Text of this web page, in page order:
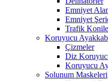
Emniyet
Emniyet
Trafik
Koruyucu
Çizmeler
Diz
Koruyucu
Solunum Maskeleri